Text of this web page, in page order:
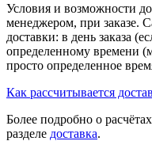
Условия и возможности
менеджером, при заказе.
доставки: в день заказа
определенному времени
просто определенное
Как рассчитывается
Более подробно о
разделе доставка.